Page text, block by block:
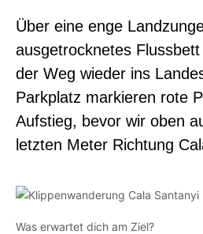
Über eine enge
ausgetrocknetes
der Weg wieder ins
Parkplatz markieren rote
Aufstieg, bevor wir oben
letzten Meter Richtung
Was erwartet dich am Ziel?